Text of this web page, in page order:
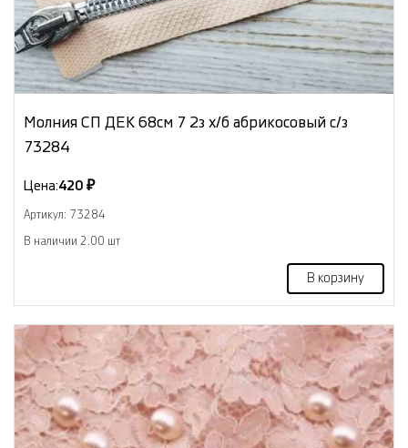
Молния СП ДЕК 68см 7 2з х/б абрикосовый с/з
73284
Цена:420 ₽
Артикул: 73284
В наличии 2.00 шт
В корзину